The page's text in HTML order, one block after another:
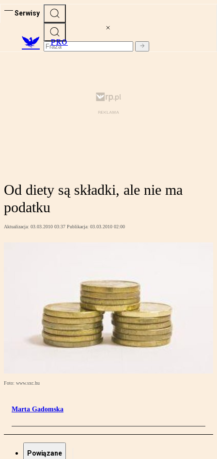
Serwisy
PRO
Od diety są składki, ale nie ma
podatku
Aktualizacja: 03.03.2010 03:37 Publikacja: 03.03.2010 02:00
Foto: www.sxc.hu
Marta Gadomska
Powiązane